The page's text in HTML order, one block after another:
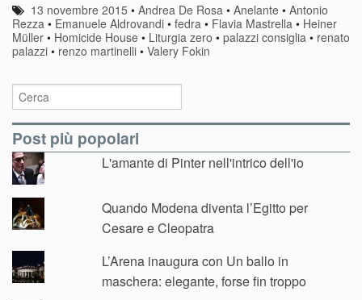
13 novembre 2015 •Andrea De Rosa •Anelante •Antonio
Rezza • Emanuele Aldrovandi • fedra • Flavia Mastrella • Heiner
Müller • Homicide House • Liturgia zero • palazzi consiglia • renato
palazzi • renzo martinelli • Valery Fokin
Post più popolari
L'amante di Pinter nell'intrico dell'io
Quando Modena diventa l’Egitto per
Cesare e Cleopatra
L’Arena inaugura con Un ballo in
maschera: elegante, forse fin troppo